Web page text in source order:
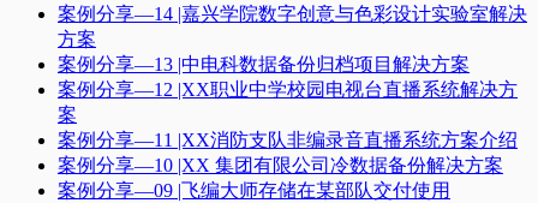
案例分享—14 |嘉兴学院数字创意与色彩设计实验室解决
方案
案例分享—13 |中电科数据备份归档项目解决方案
案例分享—12 |XX职业中学校园电视台直播系统解决方
案
案例分享—11 |XX消防支队非编录音直播系统方案介绍
案例分享—10 |XX 集团有限公司冷数据备份解决方案
案例分享—09 |飞编大师存储在某部队交付使用